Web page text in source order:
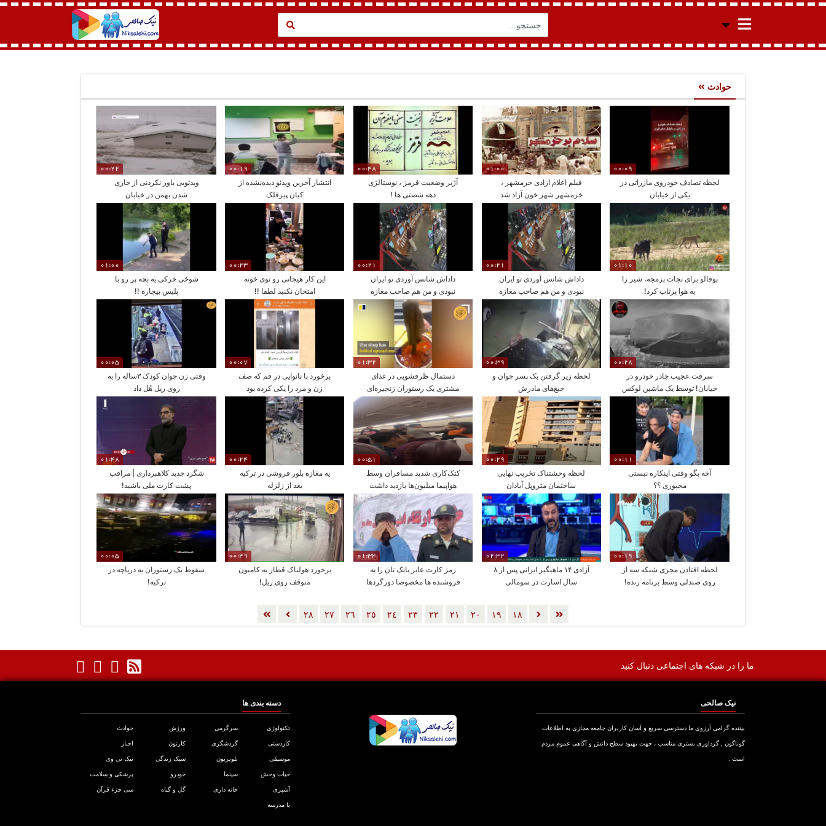
حوادث
00:09
لحظه تصادف خودروی مازراتی در
یکی از خیابان
01:00
فیلم اعلام ازادی خرمشهر ،
خرمشهر شهر خون آزاد شد
00:48
آژیر وضعیت قرمز ، نوستالژی
دهه شصتی ها !
00:19
انتشار آخرین ویدئو دیده‌نشده از
کیان پیرفلک
00:22
ویدئویی باور نکردنی از جاری
شدن بهمن در خیابان
01:10
بوفالو برای نجات بزمجه، شیر را
به هوا پرتاب کرد!
00:21
داداش شانس آوردی تو ایران
نبودی و من هم صاحب مغازه
نبودم !
00:21
داداش شانس آوردی تو ایران
نبودی و من هم صاحب مغازه
نبودم !
00:23
این کار هیجانی رو توی خونه
امتحان نکنید لطفا !!
01:00
شوخی خرکی یه بچه پر رو با
پلیس بیچاره !!
00:28
سرقت عجیب چادر خودرو در
خیابان! توسط یک ماشین لوکس
00:39
لحظه زیر گرفتن یک پسر جوان و
جیغ‌های مادرش
01:32
دستمال ظرفشویی در غذای
مشتری یک رستوران زنجیره‌ای
معروف
00:07
برخورد با نانوایی در قم که صف
زن و مرد را یکی کرده بود
00:05
وقتی زن جوان کودک ۳ساله را به
روی ریل هُل داد
00:11
آخه بگو وقتی اینکاره نیستی
مجبوری ؟؟
00:29
لحظه وحشتناک تخریب نهایی
ساختمان متروپل آبادان
00:51
کتک‌کاری شدید مسافران وسط
هواپیما میلیون‌ها بازدید داشت
00:24
یه مغازه بلور فروشی در ترکیه
بعد از زلزله
01:48
شگرد جدید کلاهبرداری | مراقب
پشت کارت ملی باشید!
00:19
لحظه افتادن مجری شبکه سه از
روی صندلی وسط برنامه زنده!
02:32
آزادی ۱۴ ماهیگیر ایرانی پس از ۸
سال اسارت در سومالی
01:34
رمز کارت عابر بانک تان را به
فروشنده ها مخصوصا دورگردها
00:49
برخورد هولناک قطار به کامیون
متوقف روی ریل!
00:05
سقوط یک رستوران به دریاچه در
ترکیه!
١٨ ١٩ ٢٠ ٢١ ٢٢ ٢٣ ٢٤ ٢٥ ٢٦ ٢٧ ٢٨
ما را در شبکه های اجتماعی دنبال کنید
نیک صالحی
بیننده گرامی آرزوی ما دسترسی سریع و آسان کاربران جامعه مجازی به اطلاعات
گوناگون , گرداوری بستری مناسب ، جهت بهبود سطح دانش و آگاهی عموم مردم
است .
دسته بندی ها
تکنولوژی سرگرمی ورزش حوادث
کاردستی گردشگری کارتون اخبار
موسیقی تلویزیون سبک زندگی نیک تی وی
حیات وحش سینما خودرو پزشکی و سلامت
آشپزی خانه داری گل و گیاه سی جزء قرآن
با مدرسه